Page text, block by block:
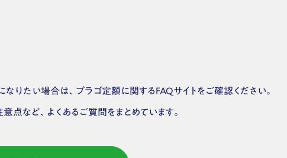
りたい場合は、プラゴ定額に関するFAQサイトをご確認ください。
点など、よくあるご質問をまとめています。